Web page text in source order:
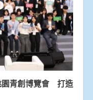
園青創博覽會 打造